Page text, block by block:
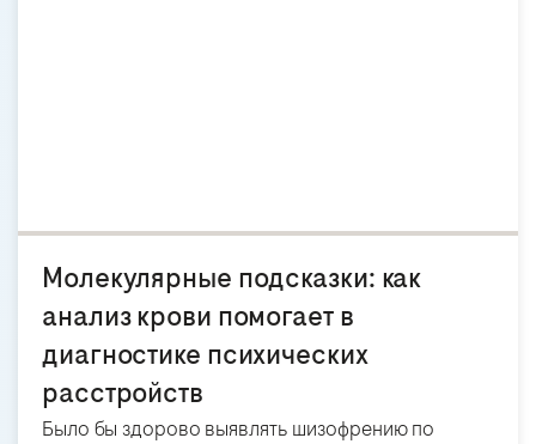
Молекулярные подсказки: как
анализ крови помогает в
диагностике психических
расстройств
Было бы здорово выявлять шизофрению по